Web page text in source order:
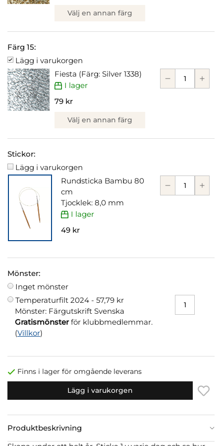
Välj en annan färg
Färg 15:
Lägg i varukorgen
Fiesta (Färg: Silver 1338)
I lager
79 kr
Välj en annan färg
Stickor:
Lägg i varukorgen
Rundsticka Bambu 80
cm
Tjocklek: 8,0 mm
I lager
49 kr
Mönster:
Inget mönster
Temperaturfilt 2024 - 57,79 kr
Mönster: Färgutskrift Svenska
Gratismönsterför klubbmedlemmar.
(Villkor)
Finns i lager för omgående leverans
Lägg i varukorgen
Produktbeskrivning